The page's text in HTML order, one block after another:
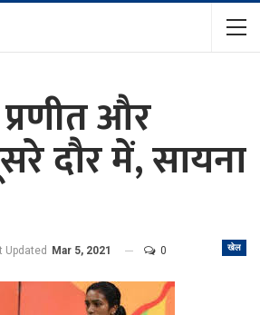
और
दौर में, सायना
खेल
Updated Mar 5, 2021 0